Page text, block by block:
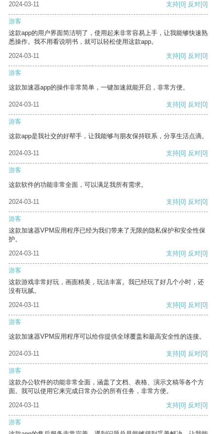
2024-03-11
支持[0] 反对[0]
游客
这款app的用户界面简洁明了，使用起来非常容易上手，让我能够快速熟
悉操作。我不用看说明书，就可以轻松使用这款app。
2024-03-11
支持[0] 反对[0]
游客
这款加速器app的操作非常简单，一键加速就能开启，非常方便。
2024-03-11 支持[0] 反对[0]
游客
这款app是我社交的好帮手，让我能够与朋友保持联系，分享生活点滴。
2024-03-11 支持[0] 反对[0]
游客
这款软件的功能非常全面，可以满足我所有需求。
2024-03-11 支持[0] 反对[0]
游客
这款加速器VPM应用程序已经为我们带来了无限的隐私保护和安全性保
护。
2024-03-11
支持[0] 反对[0]
游客
这款游戏非常好玩，画面精美，玩法丰富。我已经玩了好几个小时，还
没有玩腻。
2024-03-11
支持[0] 反对[0]
游客
这款加速器VPM应用程序可以给你提供全球覆盖和最高安全性的连接。
2024-03-11 支持[0] 反对[0]
游客
这款办公软件的功能非常全面，涵盖了文档、表格、演示文稿等各个方
面。我可以使用它来完成日常办公的所有任务，非常方便。
2024-03-11
支持[0] 反对[0]
游客